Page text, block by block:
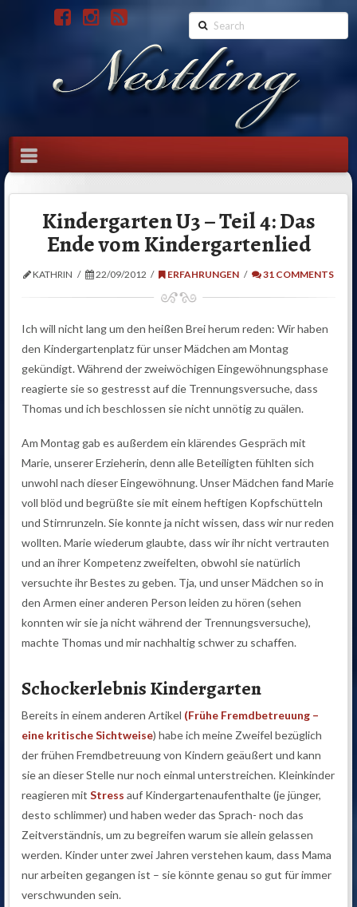
Search
Navigation
Kindergarten U3 – Teil 4: Das
Ende vom Kindergartenlied
KATHRIN 22/09/2012 ERFAHRUNGEN 31 COMMENTS
Ich will nicht lang um den heißen Brei herum reden: Wir haben
den Kindergartenplatz für unser Mädchen am Montag
gekündigt. Während der zweiwöchigen Eingewöhnungsphase
reagierte sie so gestresst auf die Trennungsversuche, dass
Thomas und ich beschlossen sie nicht unnötig zu quälen.
Am Montag gab es außerdem ein klärendes Gespräch mit
Marie, unserer Erzieherin, denn alle Beteiligten fühlten sich
unwohl nach dieser Eingewöhnung. Unser Mädchen fand Marie
voll blöd und begrüßte sie mit einem heftigen Kopfschütteln
und Stirnrunzeln. Sie konnte ja nicht wissen, dass wir nur reden
wollten. Marie wiederum glaubte, dass wir ihr nicht vertrauten
und an ihrer Kompetenz zweifelten, obwohl sie natürlich
versuchte ihr Bestes zu geben. Tja, und unser Mädchen so in
den Armen einer anderen Person leiden zu hören (sehen
konnten wir sie ja nicht während der Trennungsversuche),
machte Thomas und mir nachhaltig schwer zu schaffen.
Schockerlebnis Kindergarten
Bereits in einem anderen Artikel (Frühe Fremdbetreuung –
eine kritische Sichtweise) habe ich meine Zweifel bezüglich
der frühen Fremdbetreuung von Kindern geäußert und kann
sie an dieser Stelle nur noch einmal unterstreichen. Kleinkinder
reagieren mitStress auf Kindergartenaufenthalte (je jünger,
desto schlimmer) und haben weder das Sprach- noch das
Zeitverständnis, um zu begreifen warum sie allein gelassen
werden. Kinder unter zwei Jahren verstehen kaum, dass Mama
nur arbeiten gegangen ist – sie könnte genau so gut für immer
verschwunden sein.